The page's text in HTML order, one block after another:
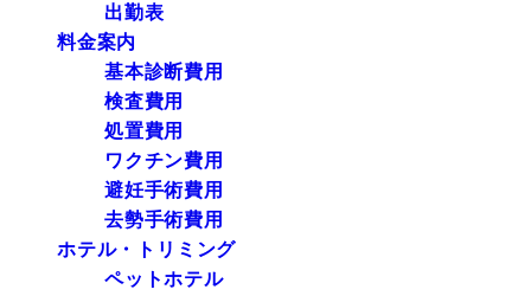
出勤表
料金案内
基本診断費用
検査費用
処置費用
ワクチン費用
避妊手術費用
去勢手術費用
ホテル・トリミング
ペットホテル